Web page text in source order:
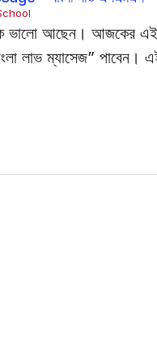
ভালো আছেন। আজকের এই
লাভ ম্যাসেজ” পাবেন।